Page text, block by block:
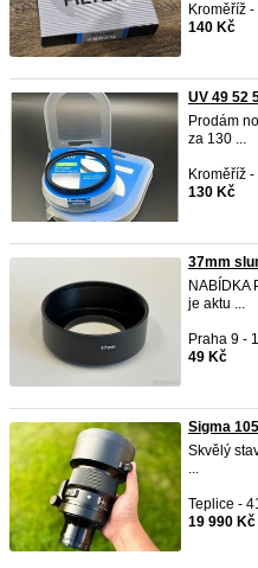
Kroměříž
140 Kč
UV 49 52
Prodám
za 130 ...
Kroměříž
130 Kč
37mm
NABÍDKA
je aktu ...
Praha 9 -
49 Kč
Sigma
Skvělý
...
Teplice -
19 990 Kč